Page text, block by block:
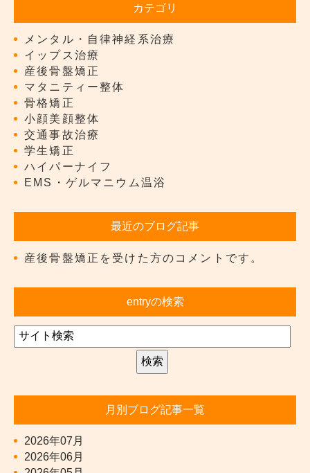
カテゴリ
メンタル・自律神経系治療
イップス治療
産後骨盤矯正
マタニティー整体
骨格矯正
小顔美顔整体
交通事故治療
学生矯正
ハイパーナイフ
EMS・ゲルマニウム温浴
最近のブログ記事
産後骨盤矯正を受けた方のコメントです。
entryの検索
月別ブログ記事一覧
2026年07月
2026年06月